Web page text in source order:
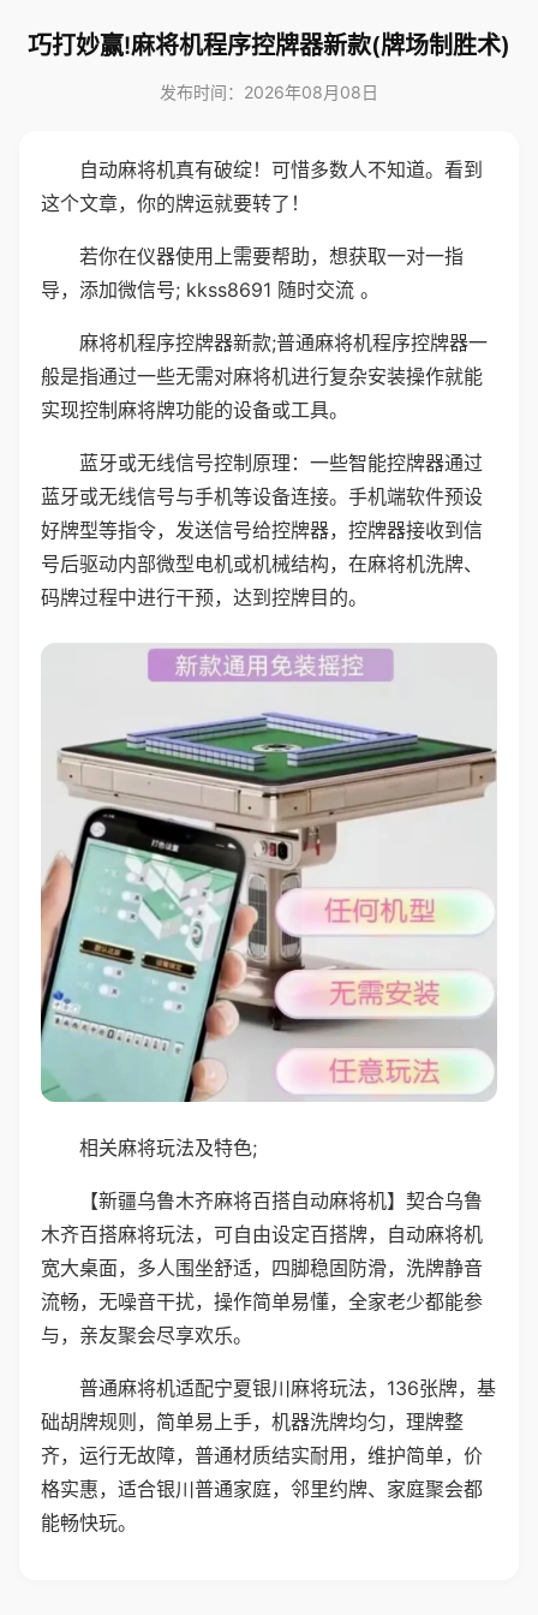
巧打妙赢!麻将机程序控牌器新款(牌场制胜术)
发布时间：2026年08月08日
自动麻将机真有破绽！可惜多数人不知道。看到
这个文章，你的牌运就要转了！
若你在仪器使用上需要帮助，想获取一对一指
导，添加微信号; kkss8691 随时交流 。
麻将机程序控牌器新款;普通麻将机程序控牌器一
般是指通过一些无需对麻将机进行复杂安装操作就能
实现控制麻将牌功能的设备或工具。
蓝牙或无线信号控制原理：一些智能控牌器通过
蓝牙或无线信号与手机等设备连接。手机端软件预设
好牌型等指令，发送信号给控牌器，控牌器接收到信
号后驱动内部微型电机或机械结构，在麻将机洗牌、
码牌过程中进行干预，达到控牌目的。
相关麻将玩法及特色;
【新疆乌鲁木齐麻将百搭自动麻将机】契合乌鲁
木齐百搭麻将玩法，可自由设定百搭牌，自动麻将机
宽大桌面，多人围坐舒适，四脚稳固防滑，洗牌静音
流畅，无噪音干扰，操作简单易懂，全家老少都能参
与，亲友聚会尽享欢乐。
普通麻将机适配宁夏银川麻将玩法，136张牌，基
础胡牌规则，简单易上手，机器洗牌均匀，理牌整
齐，运行无故障，普通材质结实耐用，维护简单，价
格实惠，适合银川普通家庭，邻里约牌、家庭聚会都
能畅快玩。